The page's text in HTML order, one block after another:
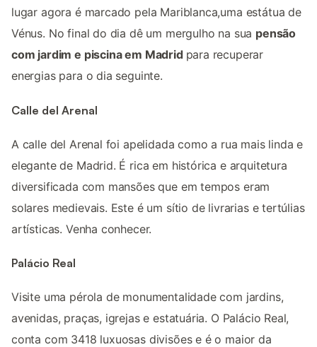
lugar agora é marcado pela Mariblanca,uma estátua de
Vénus. No final do dia dê um mergulho na sua pensão
com jardim e piscina em Madrid para recuperar
energias para o dia seguinte.
Calle del Arenal
A calle del Arenal foi apelidada como a rua mais linda e
elegante de Madrid. É rica em histórica e arquitetura
diversificada com mansões que em tempos eram
solares medievais. Este é um sítio de livrarias e tertúlias
artísticas. Venha conhecer.
Palácio Real
Visite uma pérola de monumentalidade com jardins,
avenidas, praças, igrejas e estatuária. O Palácio Real,
conta com 3418 luxuosas divisões e é o maior da